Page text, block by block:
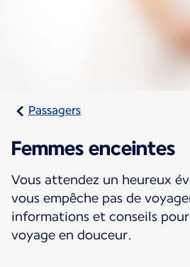
Passagers
Femmes enceintes
Vous attendez un heureux
vous empêche pas de
informations et conseils
voyage en douceur.